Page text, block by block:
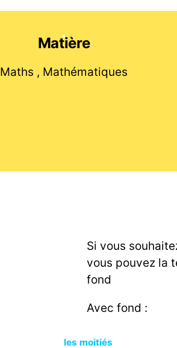
Matière
Maths , Mathématiques
Si vous
vous pouvez la
fond
Avec fond :
les moitiés